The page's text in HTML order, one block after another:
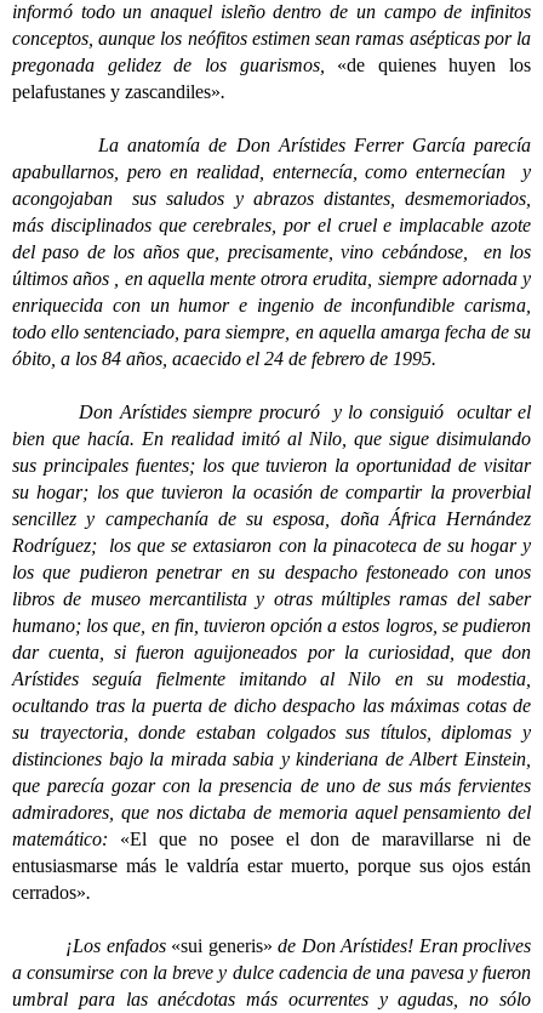
informó todo un anaquel isleño dentro de un campo de infinitos
conceptos, aunque los neófitos estimen sean ramas asépticas por la
pregonada gelidez de los guarismos, «de quienes huyen los
pelafustanes y zascandiles».
La anatomía de Don Arístides Ferrer García parecía
apabullarnos, pero en realidad, enternecía, como enternecían y
acongojaban sus saludos y abrazos distantes, desmemoriados,
más disciplinados que cerebrales, por el cruel e implacable azote
del paso de los años que, precisamente, vino cebándose, en los
últimos años , en aquella mente otrora erudita, siempre adornada y
enriquecida con un humor e ingenio de inconfundible carisma,
todo ello sentenciado, para siempre, en aquella amarga fecha de su
óbito, a los 84 años, acaecido el 24 de febrero de 1995.
Don Arístides siempre procuró y lo consiguió ocultar el
bien que hacía. En realidad imitó al Nilo, que sigue disimulando
sus principales fuentes; los que tuvieron la oportunidad de visitar
su hogar; los que tuvieron la ocasión de compartir la proverbial
sencillez y campechanía de su esposa, doña África Hernández
Rodríguez; los que se extasiaron con la pinacoteca de su hogar y
los que pudieron penetrar en su despacho festoneado con unos
libros de museo mercantilista y otras múltiples ramas del saber
humano; los que, en fin, tuvieron opción a estos logros, se pudieron
dar cuenta, si fueron aguijoneados por la curiosidad, que don
Arístides seguía fielmente imitando al Nilo en su modestia,
ocultando tras la puerta de dicho despacho las máximas cotas de
su trayectoria, donde estaban colgados sus títulos, diplomas y
distinciones bajo la mirada sabia y kinderiana de Albert Einstein,
que parecía gozar con la presencia de uno de sus más fervientes
admiradores, que nos dictaba de memoria aquel pensamiento del
matemático: «El que no posee el don de maravillarse ni de
entusiasmarse más le valdría estar muerto, porque sus ojos están
cerrados».
¡Los enfados «sui generis» de Don Arístides! Eran proclives
a consumirse con la breve y dulce cadencia de una pavesa y fueron
umbral para las anécdotas más ocurrentes y agudas, no sólo